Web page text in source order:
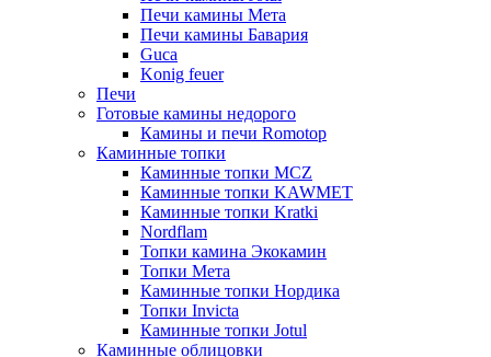
Печи камины Мета
Печи камины Бавария
Guca
Konig feuer
Печи
Готовые камины недорого
Камины и печи Romotop
Каминные топки
Каминные топки MCZ
Каминные топки KAWMET
Каминные топки Kratki
Nordflam
Топки камина Экокамин
Топки Мета
Каминные топки Нордика
Топки Invicta
Каминные топки Jotul
Каминные облицовки